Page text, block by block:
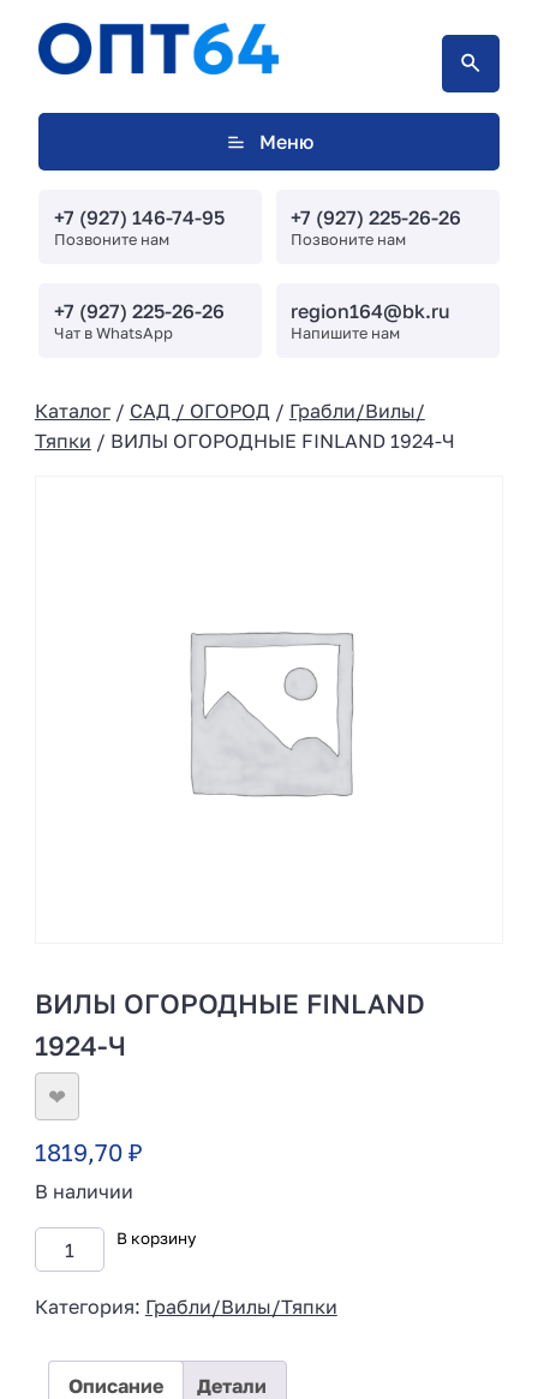
Меню
+7 (927) 146-74-95
Позвоните нам
+7 (927) 225-26-26
Позвоните нам
+7 (927) 225-26-26
Чат в WhatsApp
region164@bk.ru
Напишите нам
Каталог/ САД / ОГОРОД / Грабли/Вилы/
Тяпки / ВИЛЫ ОГОРОДНЫЕ FINLAND 1924-Ч
ВИЛЫ ОГОРОДНЫЕ FINLAND
1924-Ч
❤
1819,70 ₽
В наличии
В корзину
Категория: Грабли/Вилы/Тяпки
Описание Детали